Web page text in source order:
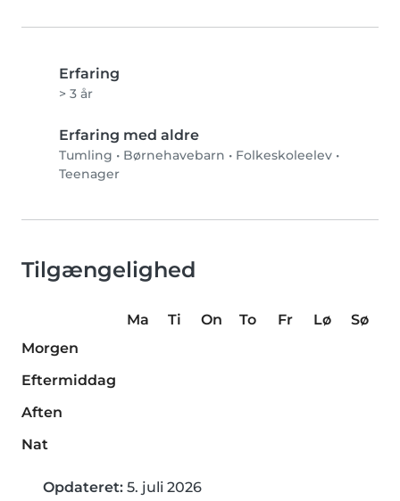
Erfaring
> 3 år
Erfaring med aldre
Tumling • Børnehavebarn • Folkeskoleelev •
Teenager
Tilgængelighed
Ma Ti On To Fr Lø
Sø
Morgen
Eftermiddag
Aften
Nat
Opdateret: 5. juli 2026